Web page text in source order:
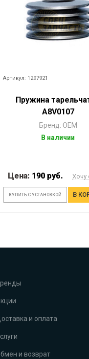
Артикул: 1297921
Пружина
A8V0107
Бренд: OEM
В наличии
Цена: 190 руб. Хочу
КУПИТЬ С УСТАНОВКОЙ В
и оплата
и возврат